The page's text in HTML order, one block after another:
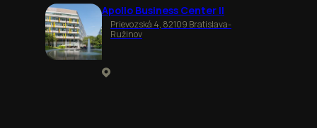
Apollo Business Center II
Prievozská 4, 82109 Bratislava-
Ružinov